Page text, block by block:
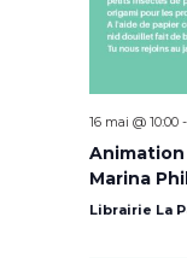
16 mai @ 10:00-
Marina
Librairie La